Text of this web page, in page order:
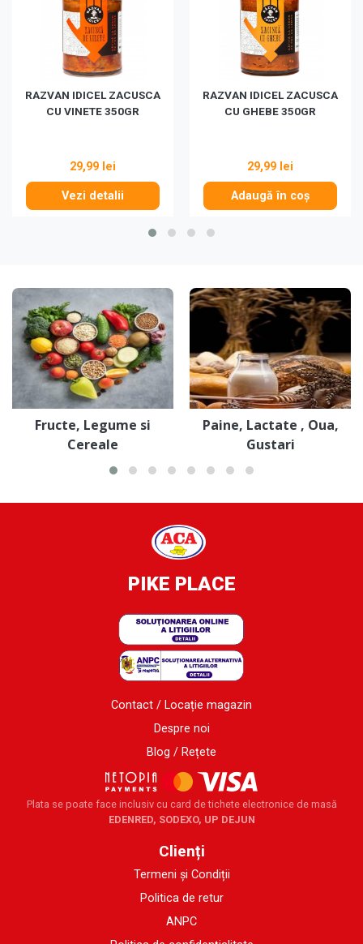
RAZVAN IDICEL ZACUSCA
CU VINETE 350GR
29,99 lei
Vezi detalii
RAZVAN IDICEL ZACUSCA
CU GHEBE 350GR
29,99 lei
Adaugă în coș
Fructe, Legume si
Cereale
Paine, Lactate , Oua,
Gustari
PIKE PLACE
Contact / Locație magazin
Despre noi
Blog / Rețete
Plata se poate face inclusiv cu card de tichete electronice de masă
EDENRED, SODEXO, UP DEJUN
Clienți
Termeni și Condiții
Politica de retur
ANPC